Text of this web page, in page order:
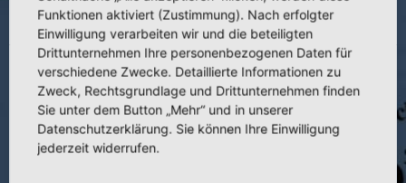
Bandscheibenvorwölbung und -vorfällen
Titel:Die perkutane Laseroperation bei Bandscheibenvorwölbung und -
vorfällen
Veranstaltung:
Funktionen aktiviert (Zustimmung). Nach erfolgter
Einwilligung verarbeiten wir und die beteiligten
Drittunternehmen Ihre personenbezogenen Daten für
verschiedene Zwecke. Detaillierte Informationen zu
Zweck, Rechtsgrundlage und Drittunternehmen finden
Sie unter dem Button „Mehr“ und in unserer
Datenschutzerklärung. Sie können Ihre Einwilligung
jederzeit widerrufen.